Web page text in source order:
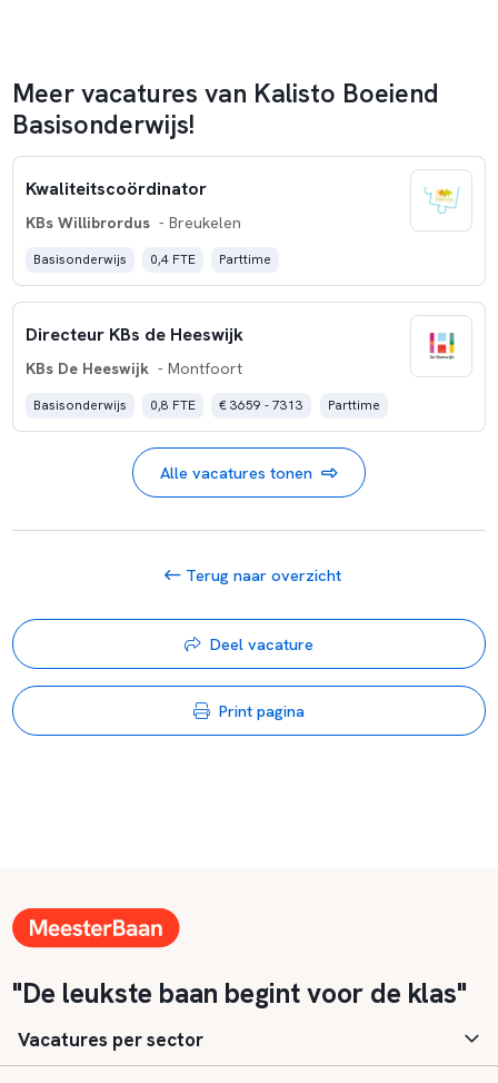
Meer vacatures van Kalisto Boeiend
Basisonderwijs!
Kwaliteitscoördinator
KBs Willibrordus - Breukelen
Basisonderwijs 0,4 FTE Parttime
Directeur KBs de Heeswijk
KBs De Heeswijk - Montfoort
Basisonderwijs 0,8 FTE € 3659 - 7313 Parttime
Alle vacatures tonen
Terug naar overzicht
Deel vacature
Print pagina
"De leukste baan begint voor de klas"
Vacatures per sector